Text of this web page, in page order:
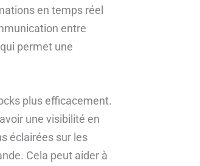
en temps réel
entre
permet une
plus efficacement.
une visibilité en
éclairées sur les
Cela peut aider à